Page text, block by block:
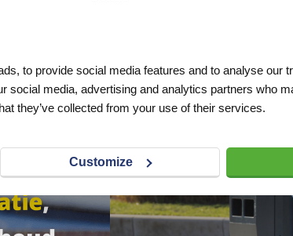
to provide social media features and to analyse our
social media, advertising and analytics partners who
they’ve collected from your use of their services.
Customize